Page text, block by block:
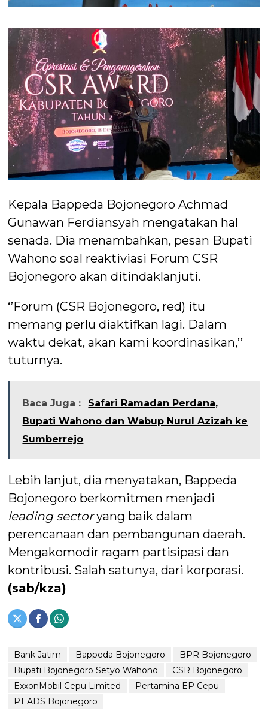
Kepala Bappeda Bojonegoro Achmad
Gunawan Ferdiansyah mengatakan hal
senada. Dia menambahkan, pesan Bupati
Wahono soal reaktiviasi Forum CSR
Bojonegoro akan ditindaklanjuti.
‘’Forum (CSR Bojonegoro, red) itu
memang perlu diaktifkan lagi. Dalam
waktu dekat, akan kami koordinasikan,’’
tuturnya.
Baca Juga :
Safari Ramadan Perdana,
Bupati Wahono dan Wabup Nurul Azizah ke
Sumberrejo
Lebih lanjut, dia menyatakan, Bappeda
Bojonegoro berkomitmen menjadi
leading sectoryang baik dalam
perencanaan dan pembangunan daerah.
Mengakomodir ragam partisipasi dan
kontribusi. Salah satunya, dari korporasi.
(sab/kza)
Bank Jatim Bappeda Bojonegoro
BPR Bojonegoro
Bupati Bojonegoro Setyo Wahono
CSR Bojonegoro
ExxonMobil Cepu Limited
Pertamina EP Cepu
PT ADS Bojonegoro